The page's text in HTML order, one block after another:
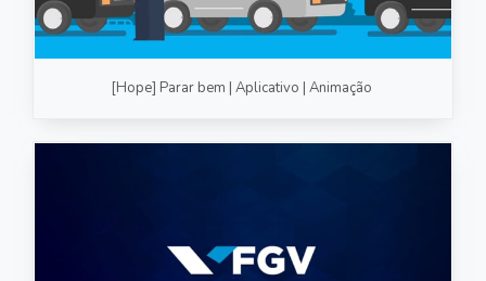
[Hope] Parar bem | Aplicativo | Animação